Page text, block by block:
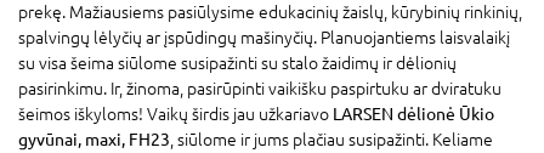
prekę. Mažiausiems pasiūlysime edukacinių žaislų, kūrybinių rinkinių,
spalvingų lėlyčių ar įspūdingų mašinyčių. Planuojantiems laisvalaikį
su visa šeima siūlome susipažinti su stalo žaidimų ir dėlionių
pasirinkimu. Ir, žinoma, pasirūpinti vaikišku paspirtuku ar dviratuku
šeimos iškyloms! Vaikų širdis jau užkariavo LARSEN dėlionė Ūkio
gyvūnai, maxi, FH23 , siūlome ir jums plačiau susipažinti. Keliame